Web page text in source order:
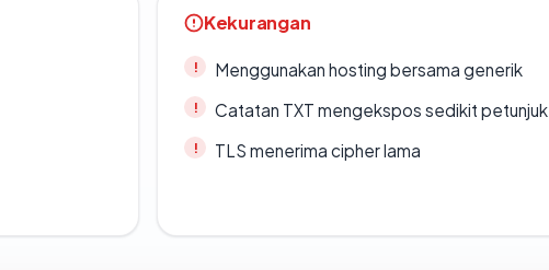
Kekurangan
Menggunakan hosting bersama generik
Catatan TXT mengekspos sedikit petunjuk
TLS menerima cipher lama